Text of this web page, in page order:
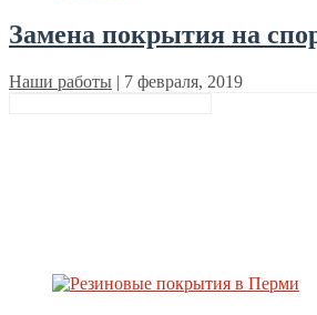
Замена покрытия на
Наши работы | 7 февраля, 2019